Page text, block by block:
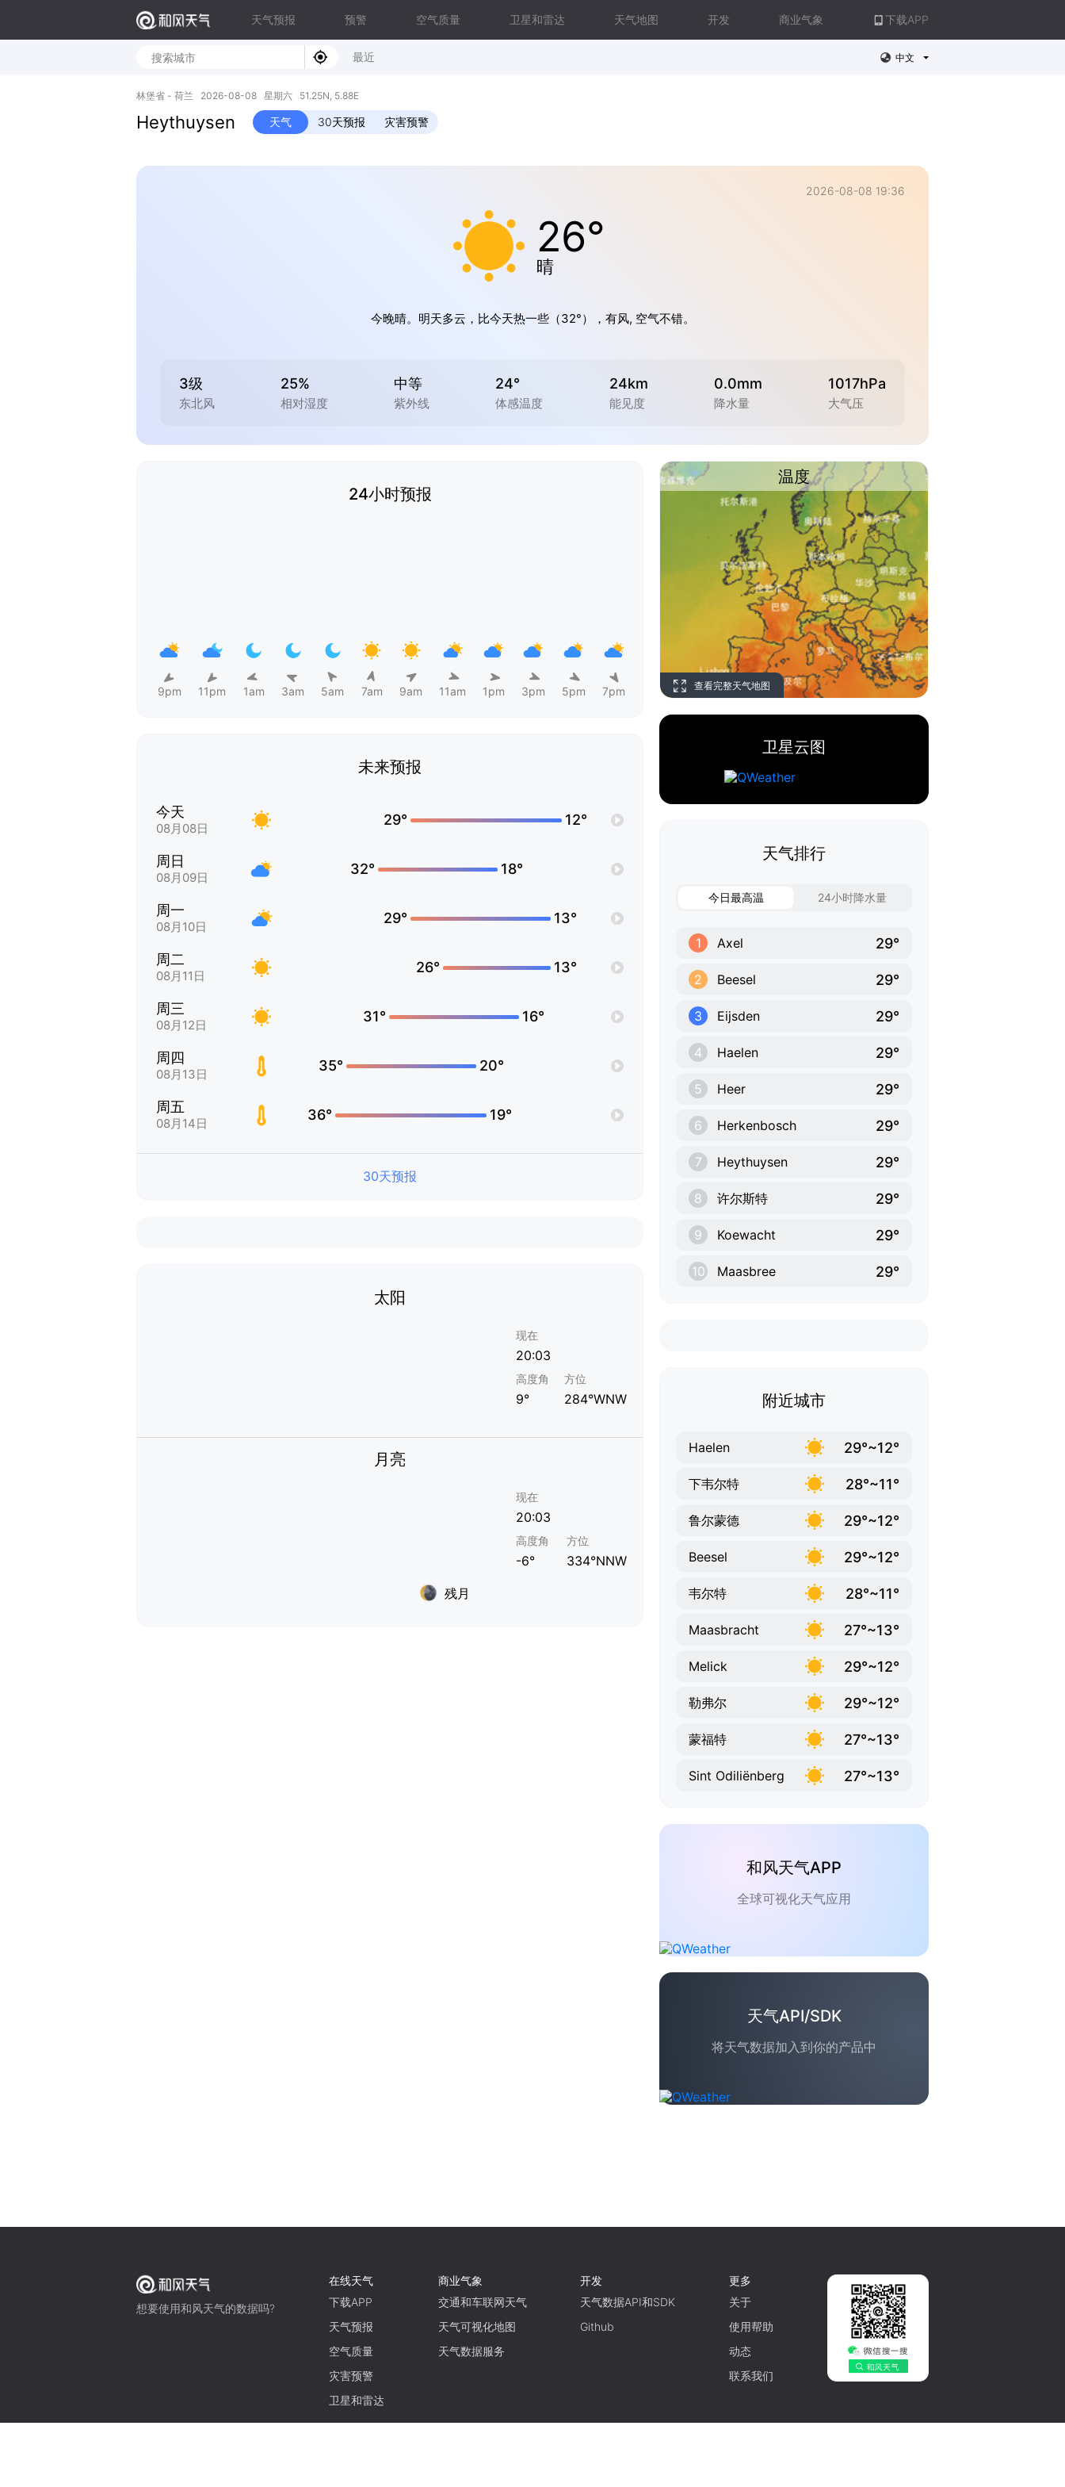
天气预报 预警 空气质量 卫星和雷达 天气地图 开发 商业气象 下载APP
最近 中文
林堡省 - 荷兰 2026-08-08 星期六 51.25N, 5.88E
Heythuysen 天气 30天预报 灾害预警
2026-08-08 19:36
26°
晴
今晚晴。明天多云，比今天热一些（32°），有风, 空气不错。
3级
东北风
25%
相对湿度
中等
紫外线
24°
体感温度
24km
能见度
0.0mm
降水量
1017hPa
大气压
24小时预报
9pm 11pm 1am 3am 5am 7am 9am 11am 1pm 3pm 5pm 7pm
未来预报
今天
08月08日
29° 12°
周日
08月09日
32° 18°
周一
08月10日
29° 13°
周二
08月11日
26° 13°
周三
08月12日
31° 16°
周四
08月13日
35° 20°
周五
08月14日
36° 19°
30天预报
太阳
现在
20:03
高度角
9°
方位
284°WNW
月亮
残月
现在
20:03
高度角
-6°
方位
334°NNW
温度
查看完整天气地图
卫星云图
天气排行
今日最高温 24小时降水量
1 Axel 29°
2 Beesel 29°
3 Eijsden 29°
4 Haelen 29°
5 Heer 29°
6 Herkenbosch 29°
7 Heythuysen 29°
8 许尔斯特 29°
9 Koewacht 29°
10 Maasbree 29°
附近城市
Haelen 29°~12°
下韦尔特 28°~11°
鲁尔蒙德 29°~12°
Beesel 29°~12°
韦尔特 28°~11°
Maasbracht 27°~13°
Melick 29°~12°
勒弗尔 29°~12°
蒙福特 27°~13°
Sint Odiliënberg 27°~13°
和风天气APP
全球可视化天气应用
天气API/SDK
将天气数据加入到你的产品中
想要使用和风天气的数据吗?
在线天气
下载APP
天气预报
空气质量
灾害预警
卫星和雷达
商业气象
交通和车联网天气
天气可视化地图
天气数据服务
开发
天气数据API和SDK
Github
更多
关于
使用帮助
动态
联系我们